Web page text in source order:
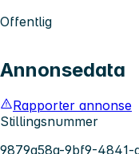
Offentlig
Annonsedata
Rapporter annonse
Stillingsnummer
9879a58a-9bf9-